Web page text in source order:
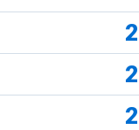
2
2
2